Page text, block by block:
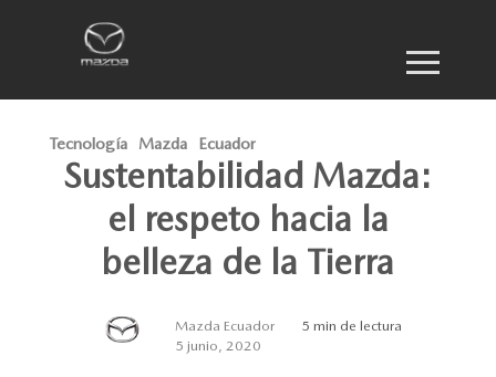
Tecnología Mazda Ecuador
Sustentabilidad Mazda:
el respeto hacia la
belleza de la Tierra
Mazda Ecuador
5 junio, 2020
5 min de lectura